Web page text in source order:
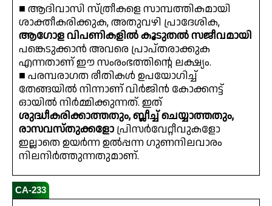
■ ആദിവാസി സ്ത്രീകളെ സാമ്പത്തികമായി
ശാക്തീകരിക്കുക, അതുവഴി പ്രാദേശിക,
ആഗോള വിപണികളിൽ കൂടുതൽ സജീവമായി
പങ്കെടുക്കാൻ അവരെ പ്രാപ്തരാക്കുക
എന്നതാണ് ഈ സംരംഭത്തിന്റെ ലക്ഷ്യം.
■ പരമ്പരാഗത രീതികൾ ഉപയോഗിച്ച്
തേങ്ങയിൽ നിന്നാണ് വിർജിൻ കോക്കനട്ട്
ഓയിൽ നിർമ്മിക്കുന്നത്. ഇത്
ശുദ്ധീകരിക്കാത്തതും, ബ്ലീച്ച് ചെയ്യാത്തതും,
രാസവസ്തുക്കളോ പ്രിസർവേറ്റീവുകളോ
ഇല്ലാതെ ഉയർന്ന ഉൽപ്പന്ന ഗുണനിലവാരം
നിലനിർത്തുന്നതുമാണ്.
CA-233